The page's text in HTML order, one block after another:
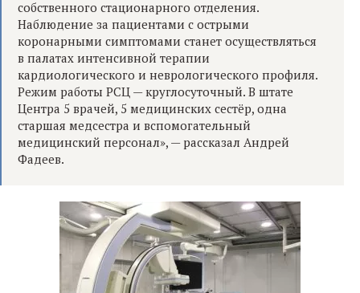
собственного стационарного отделения.
Наблюдение за пациентами с острыми
коронарными симптомами станет осуществляться
в палатах интенсивной терапии
кардиологического и неврологического профиля.
Режим работы РСЦ — круглосуточный. В штате
Центра 5 врачей, 5 медицинских сестёр, одна
старшая медсестра и вспомогательный
медицинский персонал», — рассказал Андрей
Фадеев.